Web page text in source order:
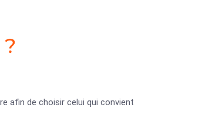
afin de choisir celui qui convient